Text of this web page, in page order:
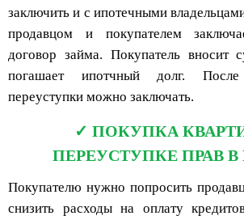
заключить и с ипотечными
продавцом и покупателем
договор займа. Покупатель вносит
погашает ипотчный долг.
переуступки можно заключать.
ПОКУПКА
ПЕРЕУСТУПКЕ ПРАВ
Покупателю нужно попросить
снизить расходы на оплату